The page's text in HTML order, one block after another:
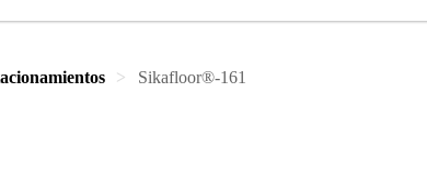
Sikafloor®-161